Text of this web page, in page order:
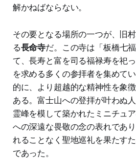
解かねばならない。
その要となる場所の一つが、旧
る長命寺だ。この寺は「板橋七
て、長寿と富を司る福禄寿を祀
を求める多くの参拝者を集めて
的に、より超越的な精神性を象
ある。富士山への登拝が叶わぬ
霊峰を模して築かれたミニチュ
への深遠な畏敬の念の表れであ
れることなく聖地巡礼を果たす
であった。